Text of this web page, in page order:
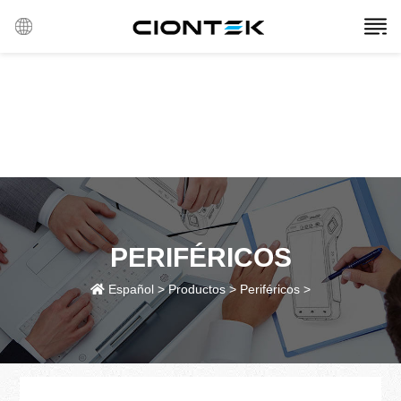
PERIFÉRICOS
Español >Productos> Periféricos >